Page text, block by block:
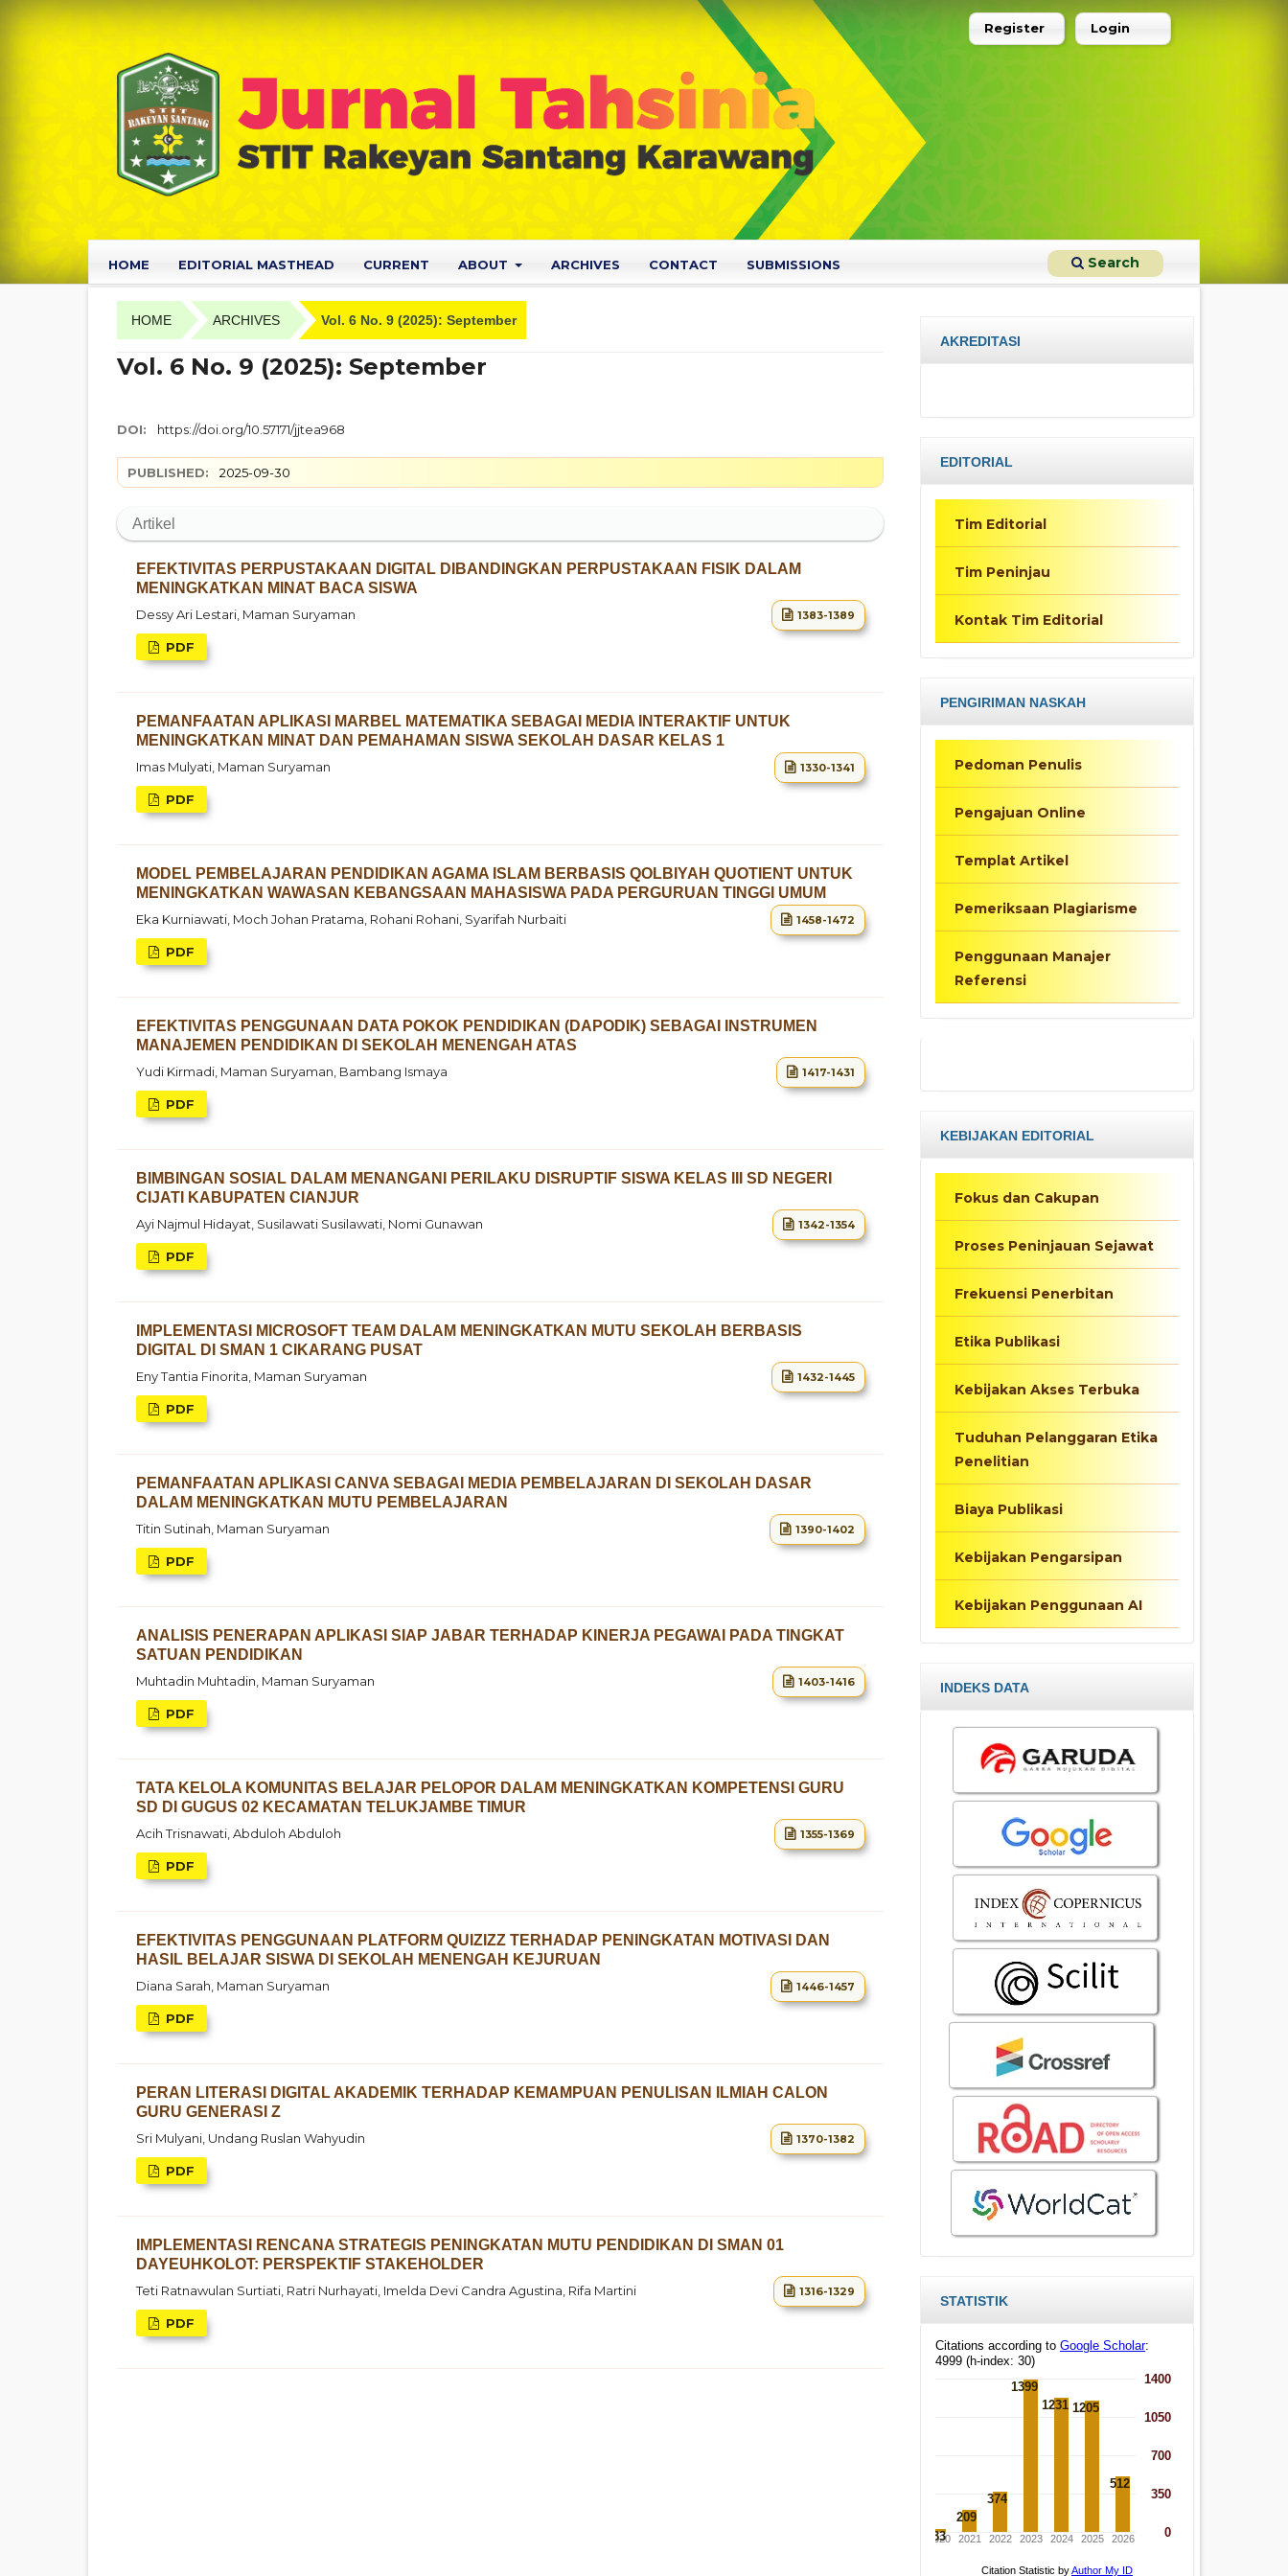
HOME EDITORIAL MASTHEAD CURRENT ABOUT ARCHIVES CONTACT SUBMISSIONS Search
Register Login
HOME ARCHIVES Vol. 6 No. 9 (2025): September
Vol. 6 No. 9 (2025): September
DOI: https://doi.org/10.57171/jjtea968
PUBLISHED: 2025-09-30
Artikel
EFEKTIVITAS PERPUSTAKAAN DIGITAL DIBANDINGKAN PERPUSTAKAAN FISIK DALAM
MENINGKATKAN MINAT BACA SISWA
Dessy Ari Lestari, Maman Suryaman 1383-1389
PDF
PEMANFAATAN APLIKASI MARBEL MATEMATIKA SEBAGAI MEDIA INTERAKTIF UNTUK
MENINGKATKAN MINAT DAN PEMAHAMAN SISWA SEKOLAH DASAR KELAS 1
Imas Mulyati, Maman Suryaman 1330-1341
PDF
MODEL PEMBELAJARAN PENDIDIKAN AGAMA ISLAM BERBASIS QOLBIYAH QUOTIENT UNTUK
MENINGKATKAN WAWASAN KEBANGSAAN MAHASISWA PADA PERGURUAN TINGGI UMUM
Eka Kurniawati, Moch Johan Pratama, Rohani Rohani, Syarifah Nurbaiti 1458-1472
PDF
EFEKTIVITAS PENGGUNAAN DATA POKOK PENDIDIKAN (DAPODIK) SEBAGAI INSTRUMEN
MANAJEMEN PENDIDIKAN DI SEKOLAH MENENGAH ATAS
Yudi Kirmadi, Maman Suryaman, Bambang Ismaya 1417-1431
PDF
BIMBINGAN SOSIAL DALAM MENANGANI PERILAKU DISRUPTIF SISWA KELAS III SD NEGERI
CIJATI KABUPATEN CIANJUR
Ayi Najmul Hidayat, Susilawati Susilawati, Nomi Gunawan 1342-1354
PDF
IMPLEMENTASI MICROSOFT TEAM DALAM MENINGKATKAN MUTU SEKOLAH BERBASIS
DIGITAL DI SMAN 1 CIKARANG PUSAT
Eny Tantia Finorita, Maman Suryaman 1432-1445
PDF
PEMANFAATAN APLIKASI CANVA SEBAGAI MEDIA PEMBELAJARAN DI SEKOLAH DASAR
DALAM MENINGKATKAN MUTU PEMBELAJARAN
Titin Sutinah, Maman Suryaman 1390-1402
PDF
ANALISIS PENERAPAN APLIKASI SIAP JABAR TERHADAP KINERJA PEGAWAI PADA TINGKAT
SATUAN PENDIDIKAN
Muhtadin Muhtadin, Maman Suryaman 1403-1416
PDF
TATA KELOLA KOMUNITAS BELAJAR PELOPOR DALAM MENINGKATKAN KOMPETENSI GURU
SD DI GUGUS 02 KECAMATAN TELUKJAMBE TIMUR
Acih Trisnawati, Abduloh Abduloh 1355-1369
PDF
EFEKTIVITAS PENGGUNAAN PLATFORM QUIZIZZ TERHADAP PENINGKATAN MOTIVASI DAN
HASIL BELAJAR SISWA DI SEKOLAH MENENGAH KEJURUAN
Diana Sarah, Maman Suryaman 1446-1457
PDF
PERAN LITERASI DIGITAL AKADEMIK TERHADAP KEMAMPUAN PENULISAN ILMIAH CALON
GURU GENERASI Z
Sri Mulyani, Undang Ruslan Wahyudin 1370-1382
PDF
IMPLEMENTASI RENCANA STRATEGIS PENINGKATAN MUTU PENDIDIKAN DI SMAN 01
DAYEUHKOLOT: PERSPEKTIF STAKEHOLDER
Teti Ratnawulan Surtiati, Ratri Nurhayati, Imelda Devi Candra Agustina, Rifa Martini 1316-1329
PDF
AKREDITASI
EDITORIAL
Tim Editorial
Tim Peninjau
Kontak Tim Editorial
PENGIRIMAN NASKAH
Pedoman Penulis
Pengajuan Online
Templat Artikel
Pemeriksaan Plagiarisme
Penggunaan Manajer
Referensi
KEBIJAKAN EDITORIAL
Fokus dan Cakupan
Proses Peninjauan Sejawat
Frekuensi Penerbitan
Etika Publikasi
Kebijakan Akses Terbuka
Tuduhan Pelanggaran Etika
Penelitian
Biaya Publikasi
Kebijakan Pengarsipan
Kebijakan Penggunaan AI
INDEKS DATA
STATISTIK